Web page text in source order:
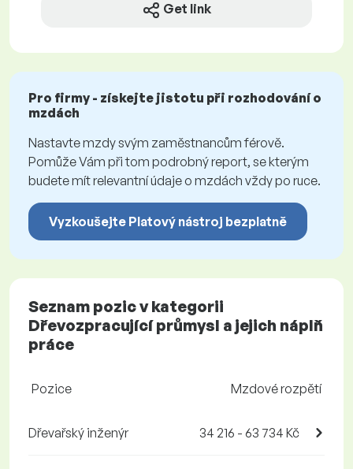
Get link
Pro firmy - získejte jistotu při rozhodování o
mzdách
Nastavte mzdy svým zaměstnancům férově.
Pomůže Vám při tom podrobný report, se kterým
budete mít relevantní údaje o mzdách vždy po ruce.
Vyzkoušejte Platový nástroj bezplatně
Seznam pozic v kategorii
Dřevozpracující průmysl a jejich náplň
práce
Pozice Mzdové rozpětí
Dřevařský inženýr 34 216 - 63 734 Kč